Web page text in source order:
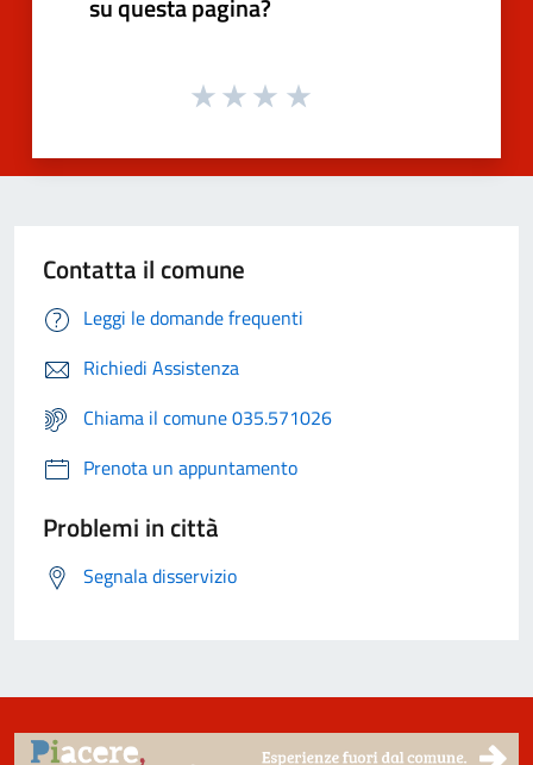
Contatta il comune
Leggi le domande frequenti
Richiedi Assistenza
Chiama il comune 035.571026
Prenota un appuntamento
Problemi in città
Segnala disservizio